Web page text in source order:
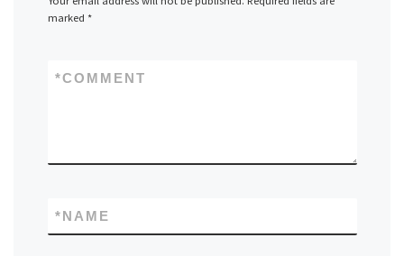
marked *
COMMENT
*
NAME
*